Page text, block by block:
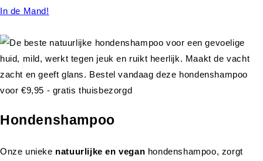
In de Mand!
Hondenshampoo
Onze unieke natuurlijke en vegan hondenshampoo, zorgt